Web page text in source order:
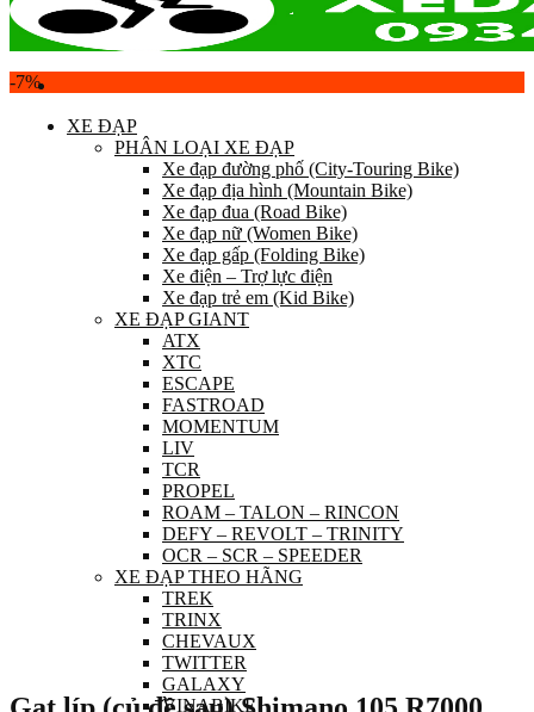
XE ĐẠP
PHÂN LOẠI XE ĐẠP
Xe đạp đường phố (City-Touring Bike)
Xe đạp địa hình (Mountain Bike)
Xe đạp đua (Road Bike)
Xe đạp nữ (Women Bike)
Xe đạp gấp (Folding Bike)
Xe điện – Trợ lực điện
Xe đạp trẻ em (Kid Bike)
XE ĐẠP GIANT
ATX
XTC
ESCAPE
FASTROAD
MOMENTUM
LIV
TCR
PROPEL
ROAM – TALON – RINCON
DEFY – REVOLT – TRINITY
OCR – SCR – SPEEDER
XE ĐẠP THEO HÃNG
TREK
TRINX
CHEVAUX
TWITTER
GALAXY
VINABIKE
-7%